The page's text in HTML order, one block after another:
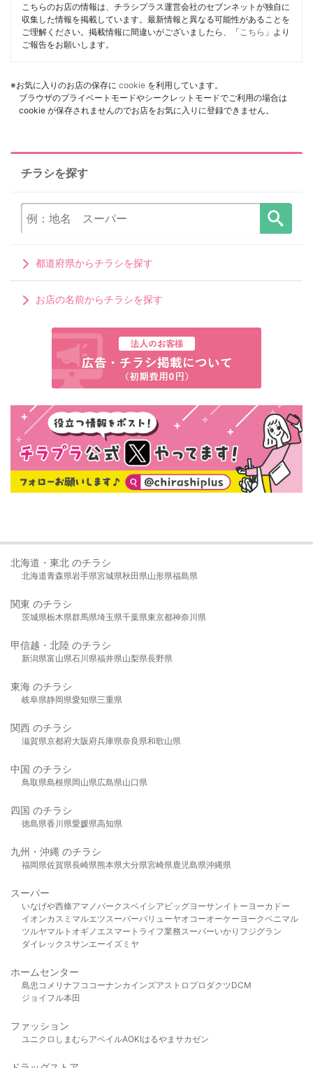
こちらのお店の情報は、チラシプラス運営会社のセブンネットが独自に
収集した情報を掲載しています。最新情報と異なる可能性があることを
ご理解ください。掲載情報に間違いがございましたら、「 こちら 」より
ご報告をお願いします。
※お気に入りのお店の保存に cookie を利用しています。
ブラウザのプライベートモードやシークレットモードでご利用の場合は
cookie が保存されませんのでお店をお気に入りに登録できません。
チラシを探す
都道府県からチラシを探す
お店の名前からチラシを探す
北海道・東北 のチラシ
北海道青森県岩手県宮城県秋田県山形県福島県
関東 のチラシ
茨城県栃木県群馬県埼玉県千葉県東京都神奈川県
甲信越・北陸 のチラシ
新潟県富山県石川県福井県山梨県長野県
東海 のチラシ
岐阜県静岡県愛知県三重県
関西 のチラシ
滋賀県京都府大阪府兵庫県奈良県和歌山県
中国 のチラシ
鳥取県島根県岡山県広島県山口県
四国 のチラシ
徳島県香川県愛媛県高知県
九州・沖縄 のチラシ
福岡県佐賀県長崎県熊本県大分県宮崎県鹿児島県沖縄県
スーパー
いなげや西條アマノパークスベイシア ビッグヨーサンイトーヨーカドー
イオンカスミ マルエツスーパーバリューヤオコーオーケー ヨークベニマル
ツルヤマルト オギノ エスマート ライフ業務スーパーいかり フジグラン
ダイレックスサンエーイズミヤ
ホームセンター
島忠 コメリ ナフコ コーナンカインズアストロプロダクツDCM
ジョイフル本田
ファッション
ユニクロ しまむら アベイルAOKIはるやま サカゼン